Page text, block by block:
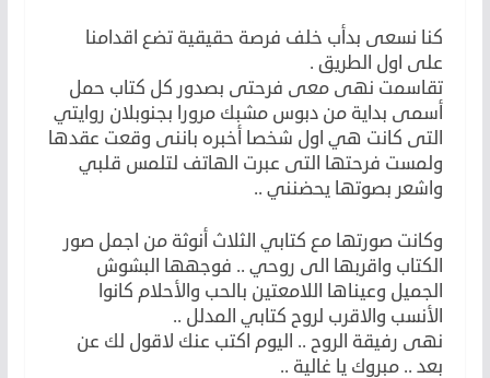
كنا نسعى بدأب خلف فرصة حقيقية تضع اقدامنا
على اول الطريق .
تقاسمت نهى معى فرحتى بصدور كل كتاب حمل
أسمى بداية من دبوس مشبك مرورا بجنوبلان روايتي
التى كانت هي اول شخصا أخبره باننى وقعت عقدها
ولمست فرحتها التى عبرت الهاتف لتلمس قلبي
واشعر بصوتها يحضنني ..
وكانت صورتها مع كتابي الثلاث أنوثة من اجمل صور
الكتاب واقربها الى روحي .. فوجهها البشوش
الجميل وعيناها اللامعتين بالحب والأحلام كانوا
الأنسب والاقرب لروح كتابي المدلل ..
نهى رفيقة الروح .. اليوم اكتب عنك لاقول لك عن
بعد .. مبروك يا غالية ..